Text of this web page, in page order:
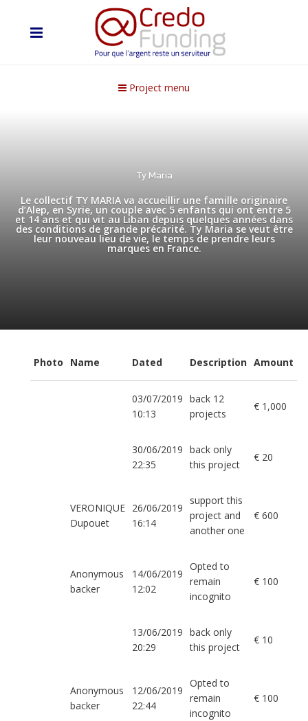
Project menu
Ty Maria
Le collectif TY MARIA va accueillir une famille originaire
d’Alep, en Syrie, un couple avec 5 enfants qui ont entre 5
et 14 ans et qui vit au Liban depuis quelques années dans
des conditions de grande précarité. Ty Maria se veut être
leur nouveau lieu de vie, le temps de prendre leurs
marques en France.
Photo Name Dated Description Amount
03/07/2019
10:13
back 12
projects
€ 1,000
30/06/2019
22:35
back only
this project
€ 20
VERONIQUE
Dupouet
26/06/2019
16:14
support this
project and
another one
€ 600
Anonymous
backer
14/06/2019
12:02
Opted to
remain
incognito
€ 100
13/06/2019
20:29
back only
this project
€ 10
Anonymous
backer
12/06/2019
22:44
Opted to
remain
incognito
€ 100